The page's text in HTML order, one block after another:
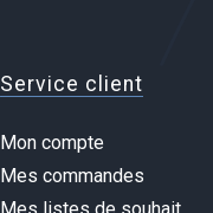
Service client
Mon compte
Mes commandes